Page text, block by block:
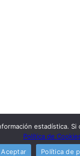
estadística.
Política de
Aceptar
Política de